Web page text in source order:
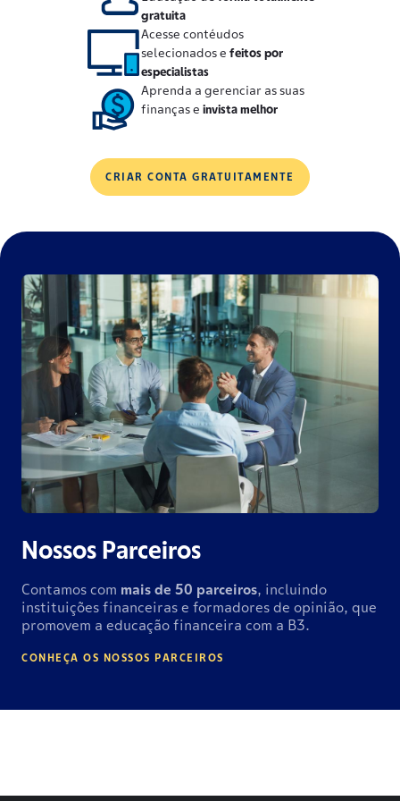
gratuita
Acesse contéudos
selecionados e feitos por
especialistas
Aprenda a gerenciar as suas
finanças e invista melhor
CRIAR CONTA GRATUITAMENTE
Nossos Parceiros
Contamos com mais de 50 parceiros, incluindo
instituições financeiras e formadores de opinião, que
promovem a educação financeira com a B3.
CONHEÇA OS NOSSOS PARCEIROS